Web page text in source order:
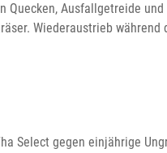
Quecken, Ausfallgetreide und
Wiederaustrieb während
Select gegen einjährige